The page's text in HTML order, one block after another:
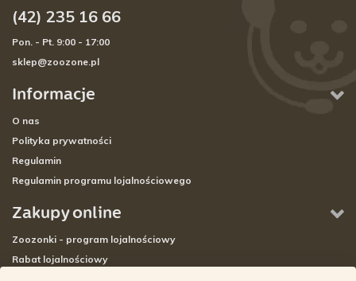
Informacje
O nas
Polityka prywatności
Regulamin
Regulamin programu lojalnościowego
Zakupy online
Zoozonki - program lojalnościowy
Rabat lojalnościowy
(42) 235 16 66
Pon. - Pt. 9:00 - 17:00
sklep@zoozone.pl